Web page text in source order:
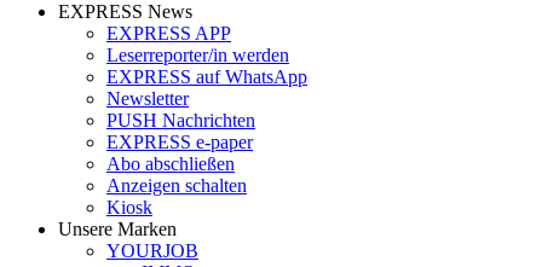
EXPRESS News
EXPRESS APP
Leserreporter/in werden
EXPRESS auf WhatsApp
Newsletter
PUSH Nachrichten
EXPRESS e-paper
Abo abschließen
Anzeigen schalten
Kiosk
Unsere Marken
YOURJOB